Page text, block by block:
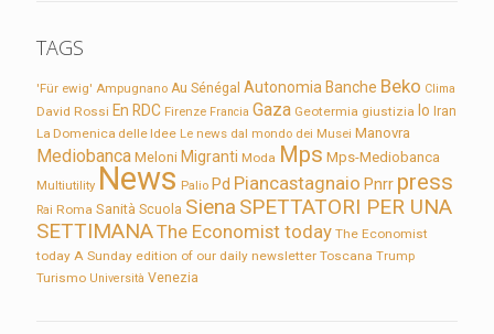
TAGS
'Für ewig' Ampugnano Au Sénégal Autonomia Banche Beko Clima
David Rossi En RDC Firenze Francia Gaza Geotermia giustizia Io Iran
La Domenica delle Idee Le news dal mondo dei Musei Manovra
Mediobanca Meloni Migranti Moda Mps Mps-Mediobanca
Multiutility News Palio Pd Piancastagnaio Pnrr press
Rai Roma Sanità Scuola Siena SPETTATORI PER UNA
SETTIMANAThe Economist today The Economist
today A Sunday edition of our daily newsletter Toscana Trump
Turismo Università Venezia